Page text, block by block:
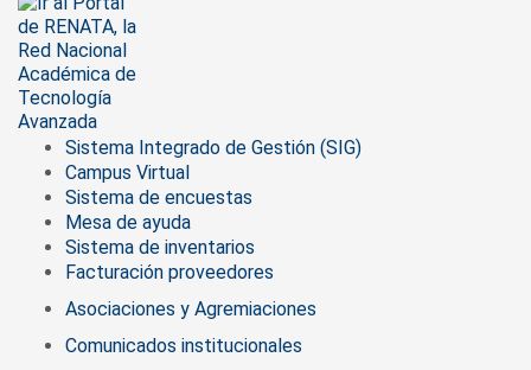
Sistema Integrado de Gestión (SIG)
Campus Virtual
Sistema de encuestas
Mesa de ayuda
Sistema de inventarios
Facturación proveedores
Asociaciones y Agremiaciones
Comunicados institucionales